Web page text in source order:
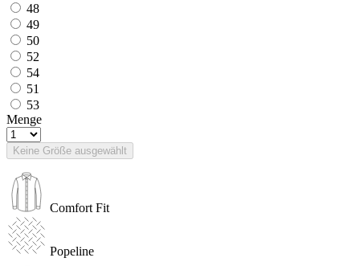
48
49
50
52
54
51
53
Menge
Keine Größe ausgewählt
Comfort Fit
Popeline